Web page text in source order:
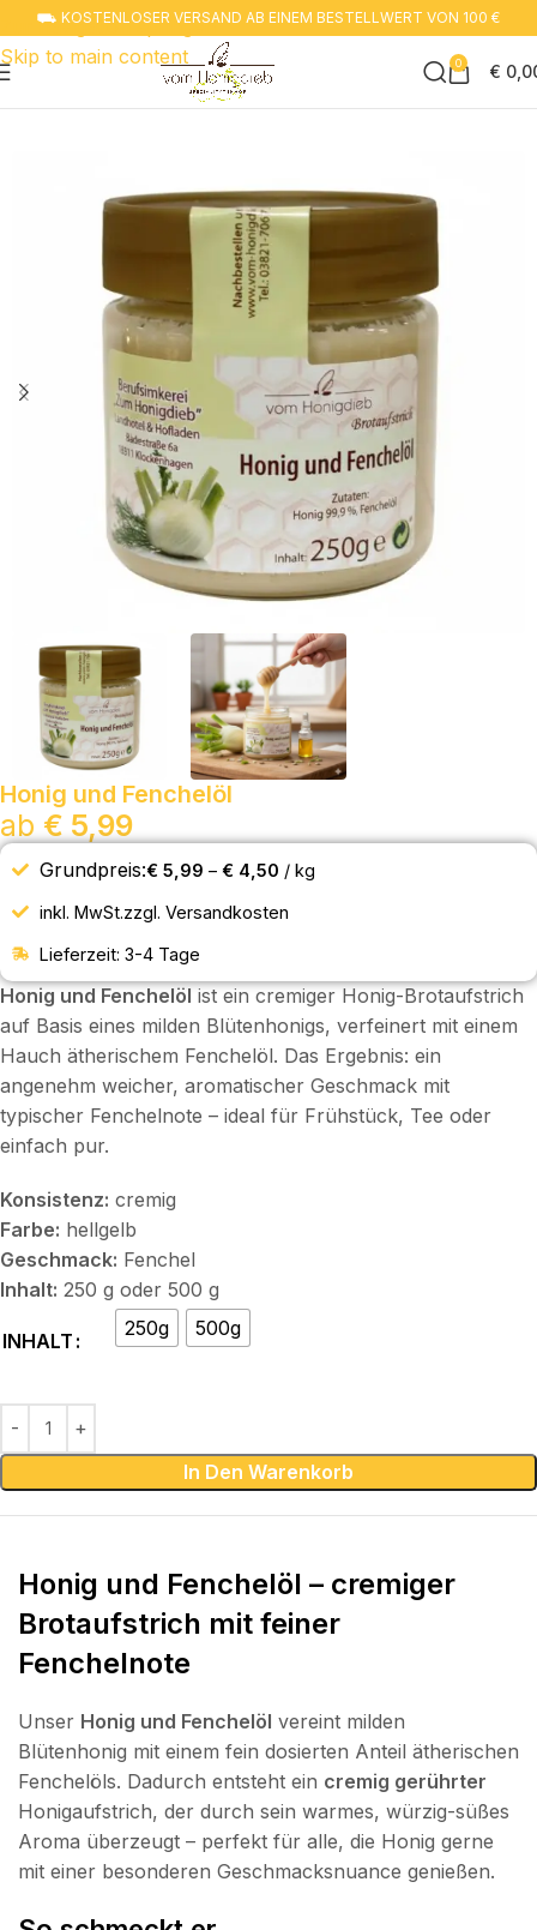
Zur navigation springen
Skip to main content
⛟ KOSTENLOSER VERSAND AB EINEM BESTELLWERT VON 100 €
0 €
Honig trifft auf neuen Geschmack
Honig und Fenchelöl
ab € 5,99
Grundpreis:€ 5,99 – € 4,50 / kg
inkl. MwSt.zzgl. Versandkosten
Lieferzeit: 3-4 Tage
Honig und Fenchelöl ist ein cremiger Honig-Brotaufstrich
auf Basis eines milden Blütenhonigs, verfeinert mit einem
Hauch ätherischem Fenchelöl. Das Ergebnis: ein
angenehm weicher, aromatischer Geschmack mit
typischer Fenchelnote – ideal für Frühstück, Tee oder
einfach pur.
Konsistenz: cremig
Farbe: hellgelb
Geschmack: Fenchel
Inhalt: 250 g oder 500 g
INHALT
250g 500g
In Den Warenkorb
Honig und Fenchelöl – cremiger
Brotaufstrich mit feiner
Fenchelnote
Unser Honig und Fenchelöl vereint milden
Blütenhonig mit einem fein dosierten Anteil ätherischen
Fenchelöls. Dadurch entsteht ein cremig gerührter
Honigaufstrich, der durch sein warmes, würzig-süßes
Aroma überzeugt – perfekt für alle, die Honig gerne
mit einer besonderen Geschmacksnuance genießen.